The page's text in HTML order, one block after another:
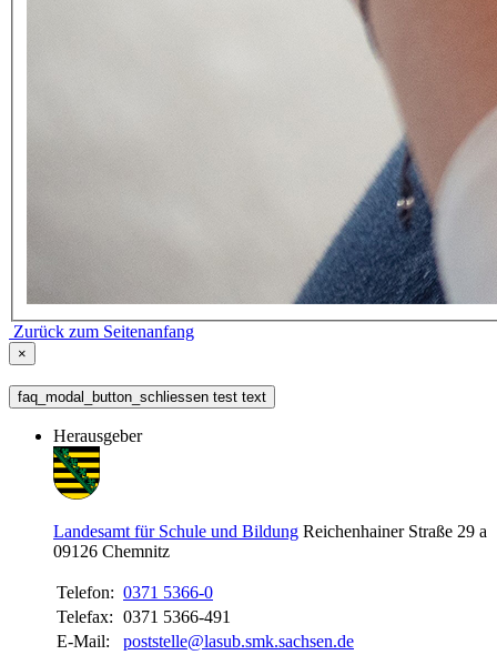
Zurück zum Seitenanfang
×
faq_modal_button_schliessen test text
Herausgeber
Landesamt für Schule und Bildung Reichenhainer Straße 29 a
09126 Chemnitz
Telefon: 0371 5366-0
Telefax: 0371 5366-491
E-Mail:
poststelle@lasub.smk.sachsen.de